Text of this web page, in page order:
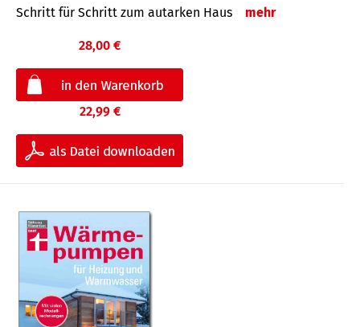
Schritt für Schritt zum autarken Haus mehr
28,00 €
22,99 €